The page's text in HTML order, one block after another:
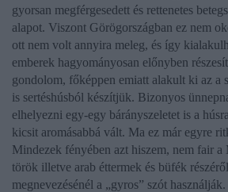
gyorsan megférgesedett és rettenetes
alapot. Viszont Görögországban ez nem
ott nem volt annyira meleg, és így
emberek hagyományosan előnyben
gondolom, főképpen emiatt alakult ki az a
is sertéshúsból készítjük. Bizonyos
elhelyezni egy-egy bárányszeletet is a
kicsit aromásabbá vált. Ma ez már egyre
Mindezek fényében azt hiszem, nem fair a
török illetve arab éttermek és büfék
megnevezésénél a „gyros” szót